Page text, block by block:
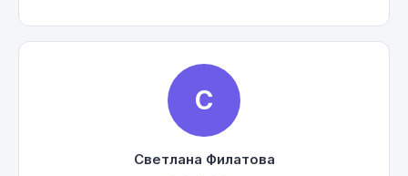
С
Светлана Филатова